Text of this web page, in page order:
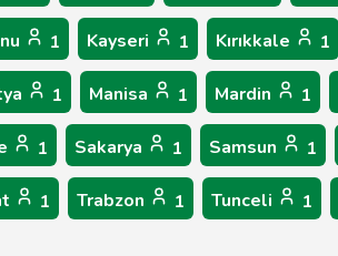
1 Kayseri 1 Kırıkkale 1
1 Manisa 1 Mardin 1
1 Sakarya 1 Samsun 1
1 Trabzon 1 Tunceli 1